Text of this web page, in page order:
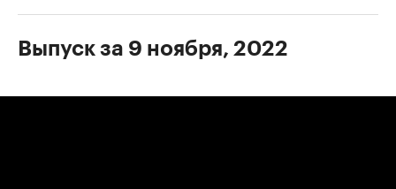
Выпуск за 9 ноября, 2022